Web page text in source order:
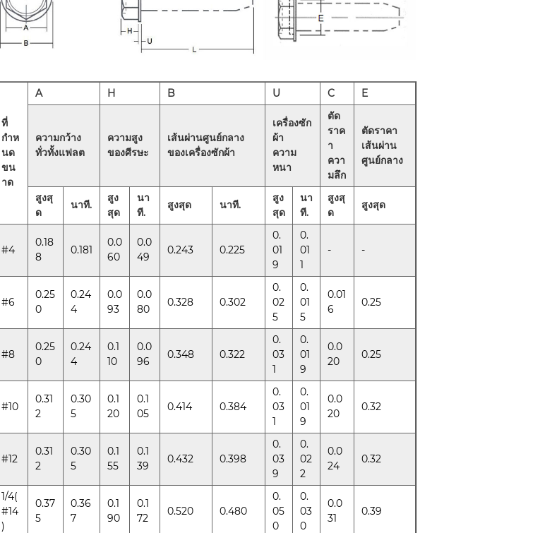
ที่
กำห
นด
ขน
าด
A H B U C E
ความกว้าง
ทั่วทั้งแฟลต
ความสูง
ของศีรษะ
เส้นผ่านศูนย์กลาง
ของเครื่องซักผ้า
เครื่องซัก
ผ้า
ความ
หนา
ตัด
ราค
า
ควา
มลึก
ตัดราคา
เส้นผ่าน
ศูนย์กลาง
สูงสุ
ด
นาที.
สูง
สุด
นา
ที.
สูงสุด นาที.
สูง
สุด
นา
ที.
สูงสุ
ด
สูงสุด
#4
0.18
8
0.181
0.0
60
0.0
49
0.243 0.225
0.
01
9
0.
01
1
- -
#6
0.25
0
0.24
4
0.0
93
0.0
80
0.328 0.302
0.
02
5
0.
01
5
0.01
6
0.25
#8
0.25
0
0.24
4
0.1
10
0.0
96
0.348 0.322
0.
03
1
0.
01
9
0.0
20
0.25
#10
0.31
2
0.30
5
0.1
20
0.1
05
0.414 0.384
0.
03
1
0.
01
9
0.0
20
0.32
#12
0.31
2
0.30
5
0.1
55
0.1
39
0.432 0.398
0.
03
9
0.
02
2
0.0
24
0.32
1/4(
#14
)
0.37
5
0.36
7
0.1
90
0.1
72
0.520 0.480
0.
05
0
0.
03
0
0.0
31
0.39